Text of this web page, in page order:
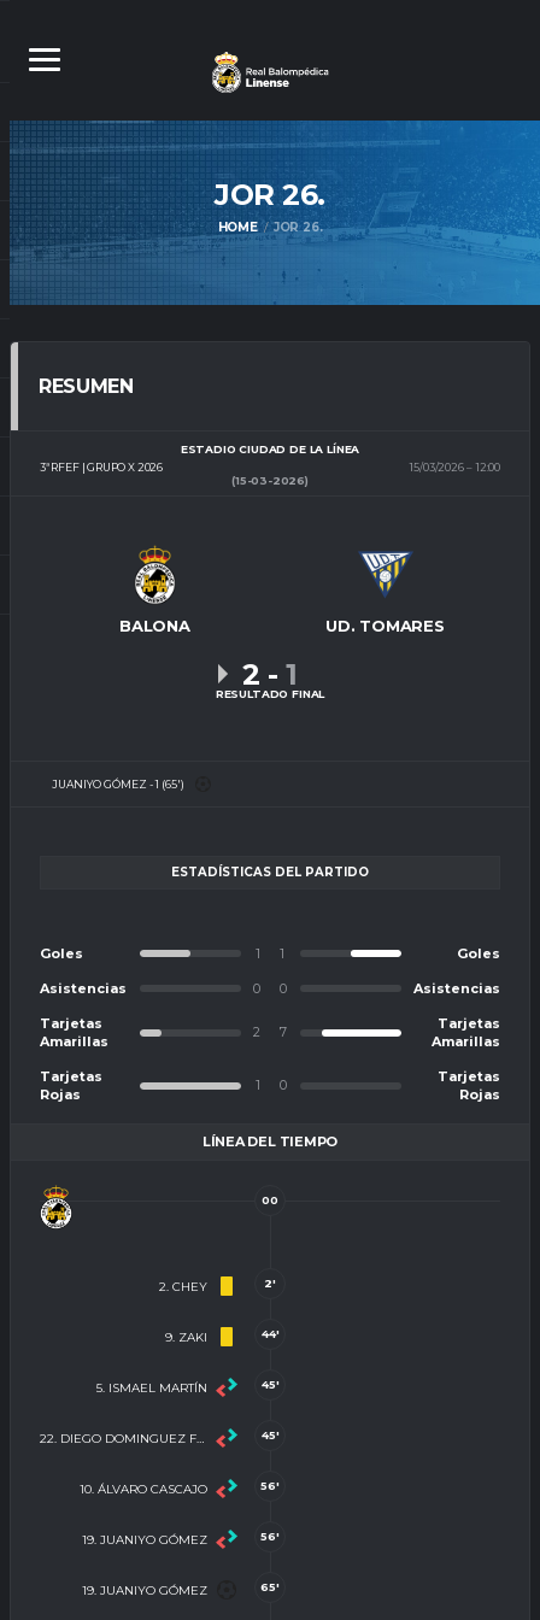
JOR26.
HOME JOR 26.
RESUMEN
3ª RFEF | GRUPO X 2026
ESTADIO CIUDAD DE LA LÍNEA
15/03/2026
12:00
(15-03-2026)
BALONA UD. TOMARES
2 - 1
RESULTADO FINAL
JUANIYO GÓMEZ - 1 (65')
ESTADÍSTICAS DEL PARTIDO
Goles 1
Asistencias 0
Tarjetas
Amarillas
2
Tarjetas
Rojas
1
1 Goles
0 Asistencias
7
Tarjetas
Amarillas
0
Tarjetas
Rojas
LÍNEA DEL TIEMPO
00
2. CHEY 2'
9. ZAKI 44'
5. ISMAEL MARTÍN 45'
22. DIEGO DOMINGUEZ FERNANDEZ 45'
10. ÁLVARO CASCAJO 56'
19. JUANIYO GÓMEZ 56'
19. JUANIYO GÓMEZ 65'